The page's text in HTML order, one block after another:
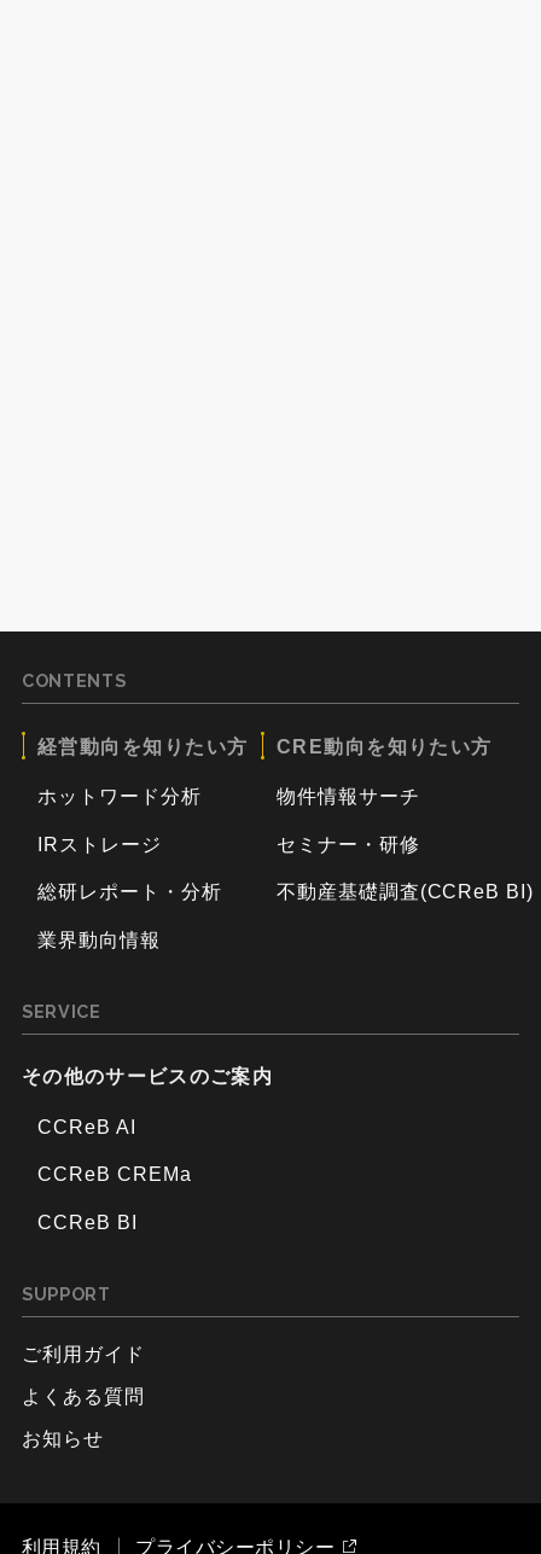
CONTENTS
経営動向を知りたい方
ホットワード分析
IRストレージ
総研レポート・分析
業界動向情報
CRE動向を知りたい方
物件情報サーチ
セミナー・研修
不動産基礎調査(CCReB BI)
SERVICE
その他のサービスのご案内
CCReB AI
CCReB CREMa
CCReB BI
SUPPORT
ご利用ガイド
よくある質問
お知らせ
利用規約 プライバシーポリシー